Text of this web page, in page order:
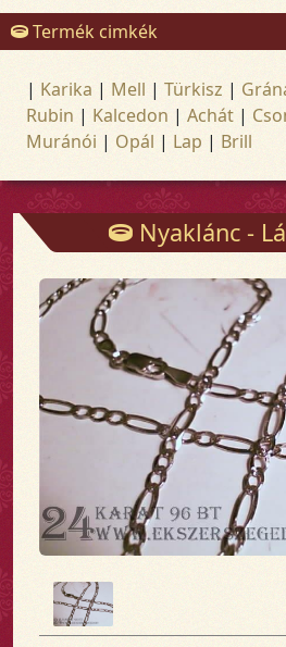
Termék cimkék
| Karika | Mell | Türkisz |
Rubin | Kalcedon | Achát |
Muránói | Opál | Lap | Brill
Nyaklánc - Láncok - Arany és ezüst